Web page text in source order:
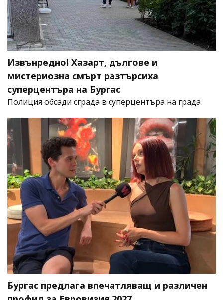
Извънредно! Хазарт, дългове и
мистериозна смърт разтърсиха
суперцентъра на Бургас
Полиция обсади сграда в суперцентъра на града
Бургас предлага впечатляващ и различен